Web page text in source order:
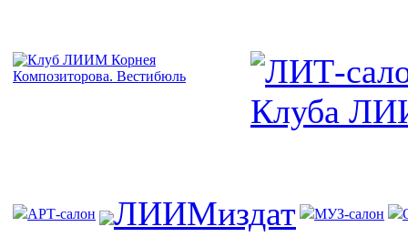
АРТ-салон ЛИИМиздат МУЗ-салон